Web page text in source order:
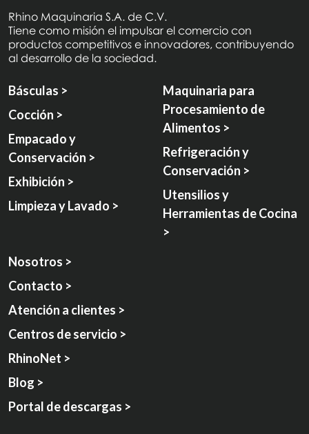
Rhino Maquinaria S.A. de C.V.
Tiene como misión el impulsar el comercio con
productos competitivos e innovadores, contribuyendo
al desarrollo de la sociedad.
Básculas >
Cocción >
Empacado y
Conservación >
Exhibición >
Limpieza y Lavado >
Maquinaria para
Procesamiento de
Alimentos >
Refrigeración y
Conservación >
Utensilios y
Herramientas de Cocina
>
Nosotros >
Contacto >
Atención a clientes >
Centros de servicio >
RhinoNet >
Blog >
Portal de descargas >